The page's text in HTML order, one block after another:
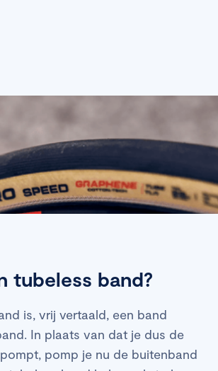
tubeless band?
is, vrij vertaald, een band
In plaats van dat je dus de
pomp je nu de buitenband